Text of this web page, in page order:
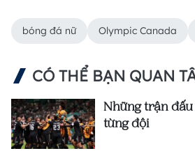
bóng đá nữ Olympic Canada
CÓ THỂ BẠN QUAN
Những trận
từng đội